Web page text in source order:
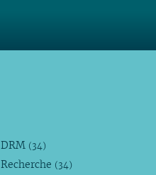
DRM (34)
Recherche (34)